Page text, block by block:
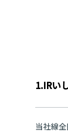
1.IRい
当社線